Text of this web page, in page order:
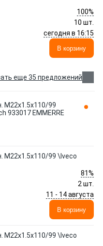
100%
10 шт.
сегодня в 16:15
В корзину
еще 35 предложений
M22x1.5x110/99
933017 EMMERRE
M22x1.5x110/99 \Iveco
81%
2 шт.
11 - 14 августа
В корзину
M22x1.5x110/99 \Iveco